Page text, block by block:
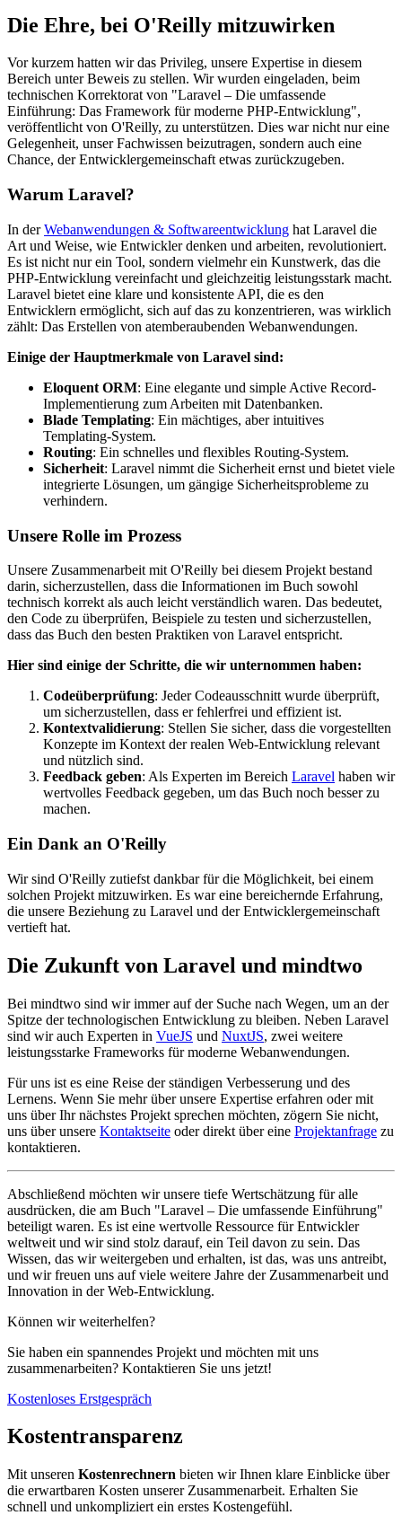
Die Ehre, bei O'Reilly mitzuwirken
Vor kurzem hatten wir das Privileg, unsere Expertise in diesem
Bereich unter Beweis zu stellen. Wir wurden eingeladen, beim
technischen Korrektorat von "Laravel – Die umfassende
Einführung: Das Framework für moderne PHP-Entwicklung",
veröffentlicht von O'Reilly, zu unterstützen. Dies war nicht nur eine
Gelegenheit, unser Fachwissen beizutragen, sondern auch eine
Chance, der Entwicklergemeinschaft etwas zurückzugeben.
Warum Laravel?
In derWebanwendungen & Softwareentwicklung hat Laravel die
Art und Weise, wie Entwickler denken und arbeiten, revolutioniert.
Es ist nicht nur ein Tool, sondern vielmehr ein Kunstwerk, das die
PHP-Entwicklung vereinfacht und gleichzeitig leistungsstark macht.
Laravel bietet eine klare und konsistente API, die es den
Entwicklern ermöglicht, sich auf das zu konzentrieren, was wirklich
zählt: Das Erstellen von atemberaubenden Webanwendungen.
Einige der Hauptmerkmale von Laravel sind:
Eloquent ORM: Eine elegante und simple Active Record-
Implementierung zum Arbeiten mit Datenbanken.
Blade Templating: Ein mächtiges, aber intuitives
Templating-System.
Routing: Ein schnelles und flexibles Routing-System.
Sicherheit: Laravel nimmt die Sicherheit ernst und bietet viele
integrierte Lösungen, um gängige Sicherheitsprobleme zu
verhindern.
Unsere Rolle im Prozess
Unsere Zusammenarbeit mit O'Reilly bei diesem Projekt bestand
darin, sicherzustellen, dass die Informationen im Buch sowohl
technisch korrekt als auch leicht verständlich waren. Das bedeutet,
den Code zu überprüfen, Beispiele zu testen und sicherzustellen,
dass das Buch den besten Praktiken von Laravel entspricht.
Hier sind einige der Schritte, die wir unternommen haben:
Codeüberprüfung: Jeder Codeausschnitt wurde überprüft,
um sicherzustellen, dass er fehlerfrei und effizient ist.
Kontextvalidierung: Stellen Sie sicher, dass die vorgestellten
Konzepte im Kontext der realen Web-Entwicklung relevant
und nützlich sind.
Feedback geben: Als Experten im Bereich Laravel haben wir
wertvolles Feedback gegeben, um das Buch noch besser zu
machen.
Ein Dank an O'Reilly
Wir sind O'Reilly zutiefst dankbar für die Möglichkeit, bei einem
solchen Projekt mitzuwirken. Es war eine bereichernde Erfahrung,
die unsere Beziehung zu Laravel und der Entwicklergemeinschaft
vertieft hat.
Die Zukunft von Laravel und mindtwo
Bei mindtwo sind wir immer auf der Suche nach Wegen, um an der
Spitze der technologischen Entwicklung zu bleiben. Neben Laravel
sind wir auch Experten in VueJS und NuxtJS, zwei weitere
leistungsstarke Frameworks für moderne Webanwendungen.
Für uns ist es eine Reise der ständigen Verbesserung und des
Lernens. Wenn Sie mehr über unsere Expertise erfahren oder mit
uns über Ihr nächstes Projekt sprechen möchten, zögern Sie nicht,
uns über unsere Kontaktseite oder direkt über eine Projektanfrage zu
kontaktieren.
Abschließend möchten wir unsere tiefe Wertschätzung für alle
ausdrücken, die am Buch "Laravel – Die umfassende Einführung"
beteiligt waren. Es ist eine wertvolle Ressource für Entwickler
weltweit und wir sind stolz darauf, ein Teil davon zu sein. Das
Wissen, das wir weitergeben und erhalten, ist das, was uns antreibt,
und wir freuen uns auf viele weitere Jahre der Zusammenarbeit und
Innovation in der Web-Entwicklung.
Können wir weiterhelfen?
Sie haben ein spannendes Projekt und möchten mit uns
zusammenarbeiten? Kontaktieren Sie uns jetzt!
Kostenloses Erstgespräch
Kostentransparenz
Mit unseren Kostenrechnern bieten wir Ihnen klare Einblicke über
die erwartbaren Kosten unserer Zusammenarbeit. Erhalten Sie
schnell und unkompliziert ein erstes Kostengefühl.